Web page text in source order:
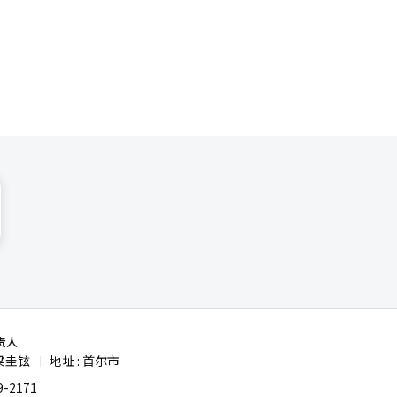
人
圭铉
地址 : 首尔市
2171